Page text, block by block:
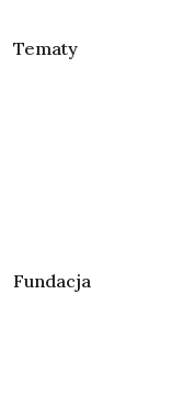
Tematy
Fundacja